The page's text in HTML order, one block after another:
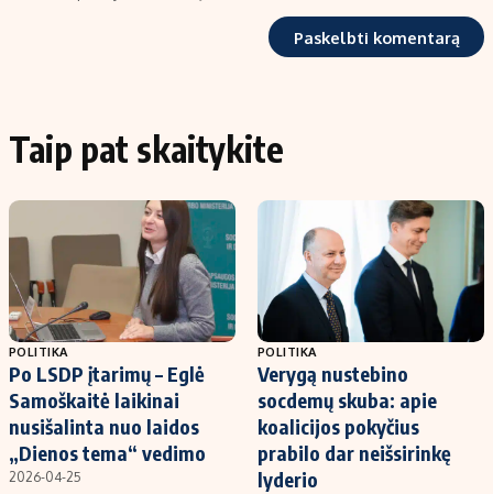
Taip pat skaitykite
POLITIKA
Po LSDP įtarimų – Eglė
Samoškaitė laikinai
nusišalinta nuo laidos
„Dienos tema“ vedimo
2026-04-25
POLITIKA
Verygą nustebino
socdemų skuba: apie
koalicijos pokyčius
prabilo dar neišsirinkę
lyderio